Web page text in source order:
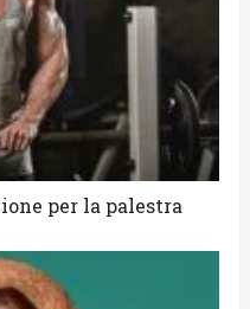
per la palestra